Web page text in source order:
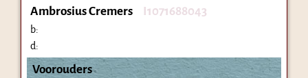
Ambrosius Cremers I1071688043
b:
d:
Voorouders